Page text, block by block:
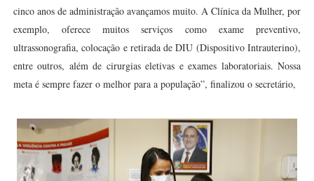
cinco anos de administração avançamos muito. A Clínica da Mulher, por
exemplo, oferece muitos serviços como exame preventivo,
ultrassonografia, colocação e retirada de DIU (Dispositivo Intrauterino),
entre outros, além de cirurgias eletivas e exames laboratoriais. Nossa
meta é sempre fazer o melhor para a população”, finalizou o secretário,